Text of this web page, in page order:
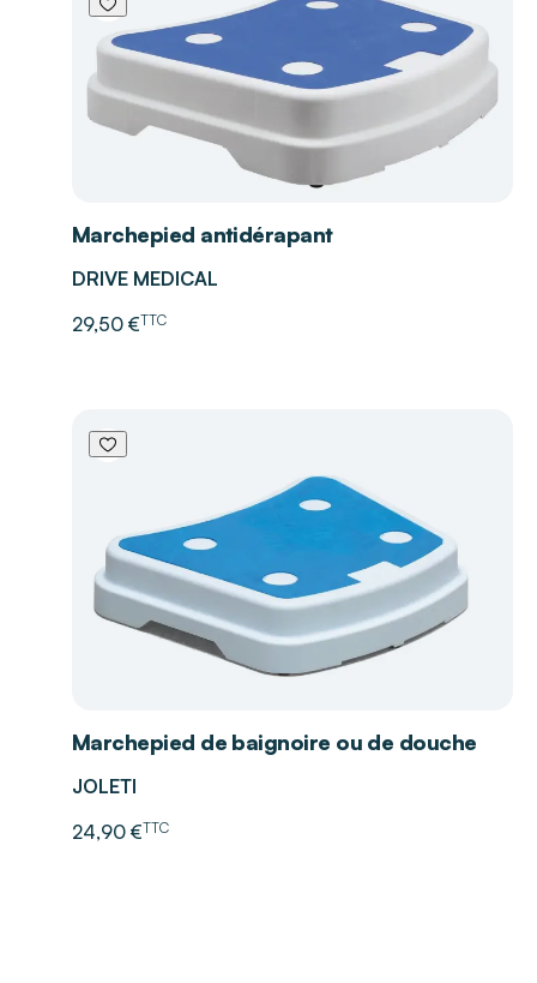
Marchepied antidérapant
DRIVE MEDICAL
29,50 €TTC
Marchepied de baignoire ou de douche
JOLETI
24,90 €TTC